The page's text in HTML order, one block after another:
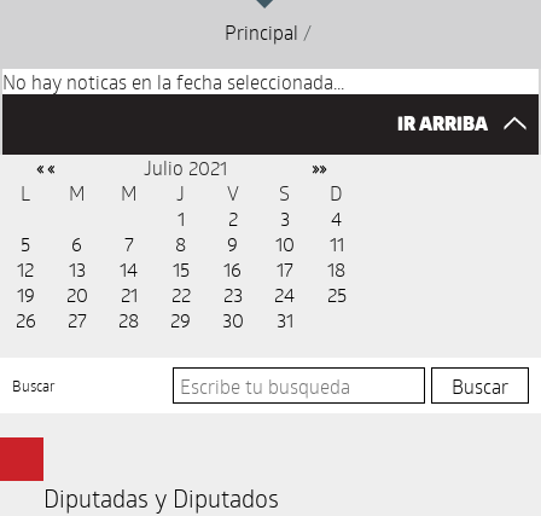
Principal /
No hay noticas en la fecha seleccionada...
IR ARRIBA
« « Julio 2021 »»
L M M J V S
D
1
2 3
4
5
6 7 8 9 10
11
12
13 14 15 16 17
18
19
20 21 22 23 24
25
26
27 28 29 30 31
Buscar
Diputadas y Diputados